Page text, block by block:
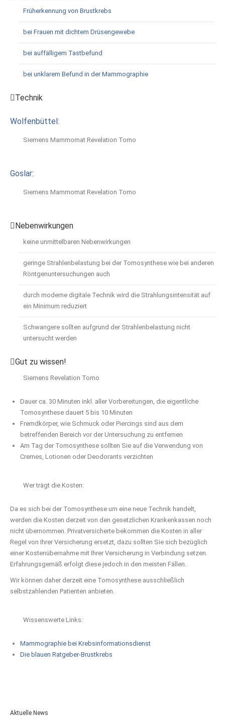
Früherkennung von Brustkrebs
bei Frauen mit dichtem Drüsengewebe
bei auffälligem Tastbefund
bei unklarem Befund in der Mammographie
Technik
Wolfenbüttel:
Siemens Mammomat Revelation Tomo
Goslar:
Siemens Mammomat Revelation Tomo
Nebenwirkungen
keine unmittelbaren Nebenwirkungen
geringe Strahlenbelastung bei der Tomosynthese wie bei anderen
Röntgenuntersuchungen auch
durch moderne digitale Technik wird die Strahlungsintensität auf
ein Minimum reduziert
Schwangere sollten aufgrund der Strahlenbelastung nicht
untersucht werden
Gut zu wissen!
Siemens Revelation Tomo
Dauer ca. 30 Minuten inkl. aller Vorbereitungen, die eigentliche
Tomosynthese dauert 5 bis 10 Minuten
Fremdkörper, wie Schmuck oder Piercings sind aus dem
betreffenden Bereich vor der Untersuchung zu entfernen
Am Tag der Tomosynthese sollten Sie auf die Verwendung von
Cremes, Lotionen oder Deodorants verzichten
Wer trägt die Kosten:
Da es sich bei der Tomosynthese um eine neue Technik handelt,
werden die Kosten derzeit von den gesetzlichen Krankenkassen noch
nicht übernommen. Privatversicherte bekommen die Kosten in aller
Regel von Ihrer Versicherung ersetzt, dazu sollten Sie sich bezüglich
einer Kostenübernahme mit Ihrer Versicherung in Verbindung setzen.
Erfahrungsgemäß erfolgt diese jedoch in den meisten Fällen.
Wir können daher derzeit eine Tomosynthese ausschließlich
selbstzahlenden Patienten anbieten.
Wissenswerte Links:
Mammographie bei Krebsinformationsdienst
Die blauen Ratgeber-Brustkrebs
Aktuelle News